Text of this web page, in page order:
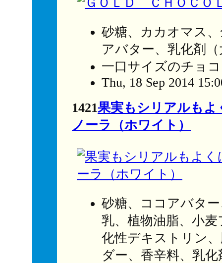
砂糖、カカオマス
アバター、乳化剤
一口サイズのチョ
Thu, 18 Sep 2014
1421果実もシリアルも
ノーラ（ホワイト）
砂糖、ココアバタ
乳、植物油脂、小
化性デキストリン
ダー、香辛料、乳